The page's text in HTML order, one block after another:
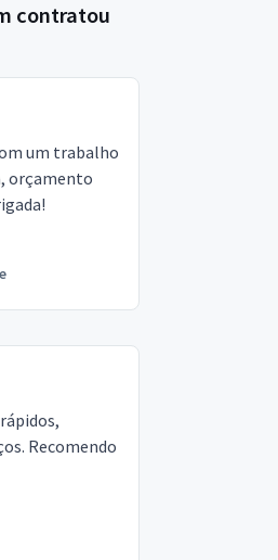
contratou
um trabalho
orçamento
Recomendo